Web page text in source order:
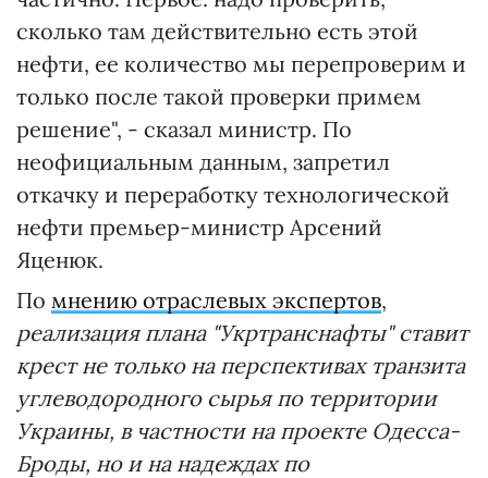
сколько там действительно есть этой
нефти, ее количество мы перепроверим и
только после такой проверки примем
решение", - сказал министр. По
неофициальным данным, запретил
откачку и переработку технологической
нефти премьер-министр Арсений
Яценюк.
По мнению отраслевых экспертов,
реализация плана "Укртранснафты" ставит
крест не только на перспективах транзита
углеводородного сырья по территории
Украины, в частности на проекте Одесса-
Броды, но и на надеждах по